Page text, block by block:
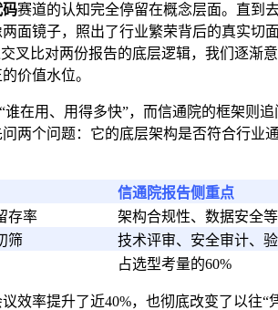
码赛道的认知完全停留在概念层面。直到
面镜子，照出了行业繁荣背后的真实切
叉比对两份报告的底层逻辑，我们逐
价值水位。
在用、用得多快”，而信通院的框架则
两个问题：它的底层架构是否符合行
信通院报告侧重点
存率 架构合规性、数据安全
筛 技术评审、安全审计、
占选型考量的60%
效率提升了近40%，也彻底改变了以往“